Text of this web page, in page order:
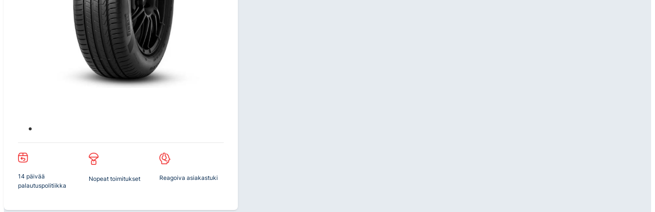
14 päivää
palautuspolitiikka
Nopeat toimitukset Reagoiva asiakastuki